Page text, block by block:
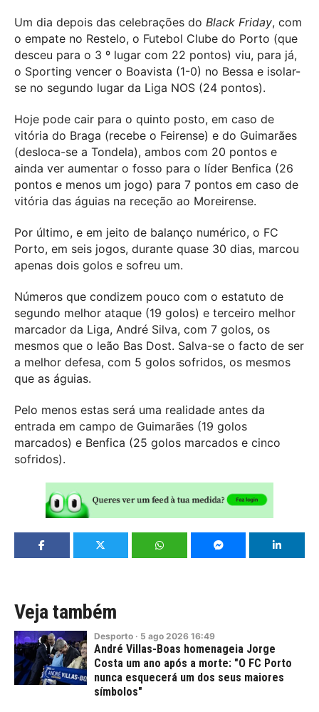
Um dia depois das celebrações do Black Friday, com
o empate no Restelo, o Futebol Clube do Porto (que
desceu para o 3 º lugar com 22 pontos) viu, para já,
o Sporting vencer o Boavista (1-0) no Bessa e isolar-
se no segundo lugar da Liga NOS (24 pontos).
Hoje pode cair para o quinto posto, em caso de
vitória do Braga (recebe o Feirense) e do Guimarães
(desloca-se a Tondela), ambos com 20 pontos e
ainda ver aumentar o fosso para o líder Benfica (26
pontos e menos um jogo) para 7 pontos em caso de
vitória das águias na receção ao Moreirense.
Por último, e em jeito de balanço numérico, o FC
Porto, em seis jogos, durante quase 30 dias, marcou
apenas dois golos e sofreu um.
Números que condizem pouco com o estatuto de
segundo melhor ataque (19 golos) e terceiro melhor
marcador da Liga, André Silva, com 7 golos, os
mesmos que o leão Bas Dost. Salva-se o facto de ser
a melhor defesa, com 5 golos sofridos, os mesmos
que as águias.
Pelo menos estas será uma realidade antes da
entrada em campo de Guimarães (19 golos
marcados) e Benfica (25 golos marcados e cinco
sofridos).
Veja também
Desporto · 5 ago 2026 16:49
André Villas-Boas homenageia Jorge
Costa um ano após a morte: "O FC Porto
nunca esquecerá um dos seus maiores
símbolos"